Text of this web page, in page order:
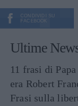
CONDIVIDI SU
FACEBOOK
Ultime
11 frasi di
era Robert
Frasi sulla